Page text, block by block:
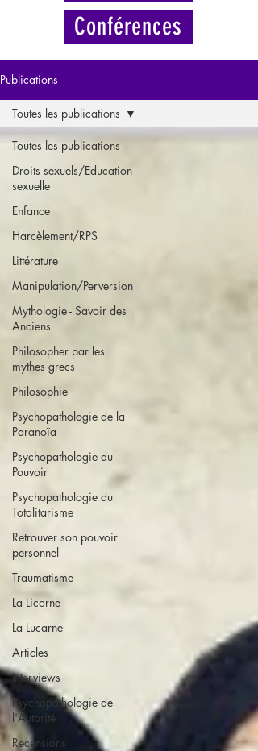
Conférences
Publications
Toutes les publications
Droits sexuels/Education
sexuelle
Enfance
Harcèlement/RPS
Littérature
Manipulation/Perversion
Mythologie - Savoir des
Anciens
Philosopher par les
mythes grecs
Philosophie
Psychopathologie de la
Paranoïa
Psychopathologie du
Pouvoir
Psychopathologie du
Totalitarisme
Retrouver son pouvoir
personnel
Traumatisme
La Licorne
La Lucarne
Articles
Interviews
Psychopathologie de
l'Autorité
Recensions
Toutes les publications